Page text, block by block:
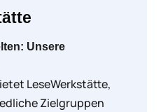
Unsere
LeseWerkstätte,
Zielgruppen